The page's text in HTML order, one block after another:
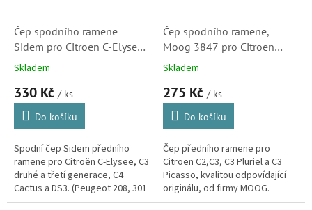
Čep spodního ramene
Sidem pro Citroen C-Elysee
a C3 II, C3 III, C4 Cactus a
Skladem
330 Kč / ks
Do košíku
Spodní čep Sidem předního
ramene pro Citroën C-Elysee, C3
druhé a třetí generace, C4
Cactus a DS3. (Peugeot 208, 301
a 2008, Opel Crossland X)
Čep spodního ramene,
Moog 3847 pro Citroen
C2,C3, C3 Pluriel a C3
0868)
Skladem
275 Kč / ks
Do košíku
Čep předního ramene pro
Citroen C2,C3, C3 Pluriel a C3
Picasso, kvalitou odpovídající
originálu, od firmy MOOG.
Značka zaručující dlouhou